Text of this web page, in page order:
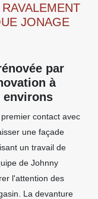
JONAGE
par
à
environs
contact avec
une façade
un travail de
de Johnny
l'attention des
La devanture